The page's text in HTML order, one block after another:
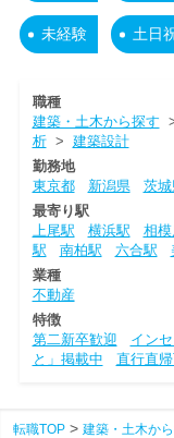
未経験 土日
職種
建築・土木から探す
析> 建築設計
勤務地
東京都
新潟県 茨城
最寄り駅
上尾駅
横浜駅 相
駅
南柏駅 六合駅
業種
不動産
特徴
第二新卒歓迎
イン
と」掲載中
直行直
転職TOP 建築・土木か